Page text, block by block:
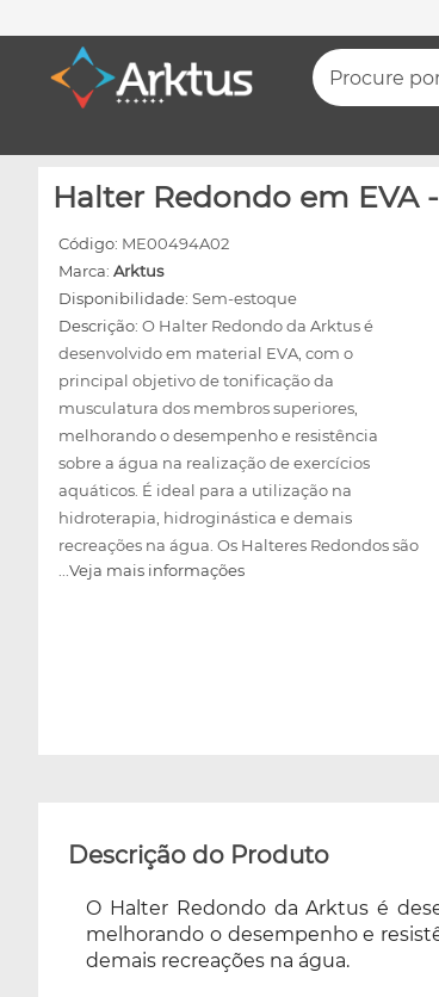
Procure
Halter Redondo em EVA
Código: ME00494A02
Marca: Arktus
Disponibilidade: Sem-estoque
Descrição: O Halter Redondo da Arktus é
desenvolvido em material EVA, com o
principal objetivo de tonificação da
musculatura dos membros superiores,
melhorando o desempenho e resistência
sobre a água na realização de exercícios
aquáticos. É ideal para a utilização na
hidroterapia, hidroginástica e demais
recreações na água. Os Halteres Redondos são
vendidos em pares, em cores sortidas, ou seja,
...Veja mais informações
Descrição do Produto
O Halter Redondo da Arktus é
melhorando o desempenho e
demais recreações na água.